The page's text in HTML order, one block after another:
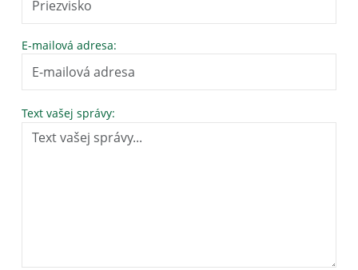
E-mailová adresa:
Text vašej správy: